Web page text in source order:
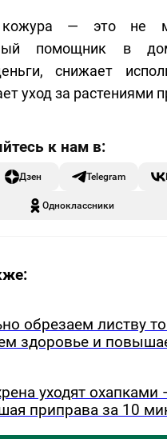
кожура — это не
помощник в
снижает
уход за растениями
Дзен Telegram
Одноклассники
обрезаем листву
здоровье и
уходят охапками
приправа за 10